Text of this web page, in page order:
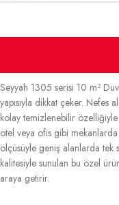
Seyyah 1305 serisi 10 m²
yapısıyla dikkat çeker. Nefes
kolay temizlenebilir özelliğiyle
otel veya ofis gibi
ölçüsüyle geniş alanlarda tek
kalitesiyle sunulan bu özel
araya getirir.